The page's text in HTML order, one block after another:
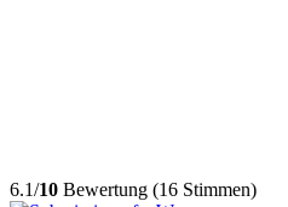
6.1/10 Bewertung (16 Stimmen)